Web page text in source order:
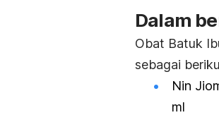
Dalam
Obat Batuk
sebagai
Nin
ml